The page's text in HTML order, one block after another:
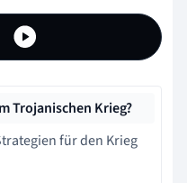
Trojanischen Krieg?
für den Krieg